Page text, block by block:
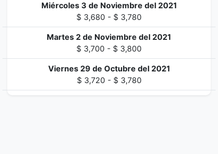
Miércoles 3 de Noviembre del 2021
$ 3,680 - $ 3,780
Martes 2 de Noviembre del 2021
$ 3,700 - $ 3,800
Viernes 29 de Octubre del 2021
$ 3,720 - $ 3,780